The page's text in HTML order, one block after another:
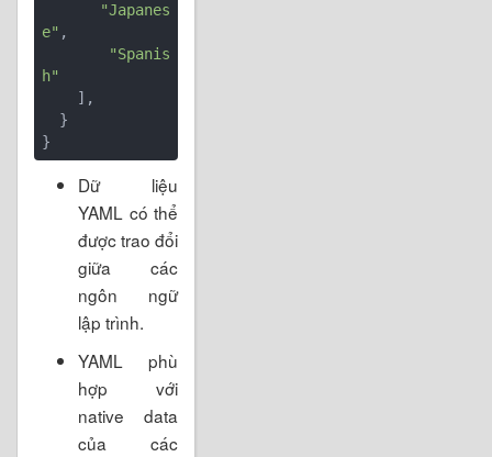
"Japanes
e" ,
"Spanis
h"
Dữ liệu
YAML có thể
được trao đổi
giữa các
ngôn ngữ
lập trình.
YAML phù
hợp với
native data
của các